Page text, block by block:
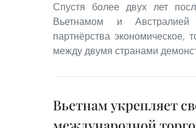
Спустя более двух лет
Вьетнамом и Австралией
партнёрства экономическое,
между двумя странами
Вьетнам укрепляет